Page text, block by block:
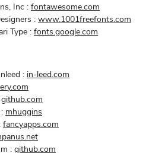
Rejoignez-
Inc : fontawesome.com
: www.1001freefonts.com
Type : fonts.google.com
: in-leed.com
github.com
mhuggins
fancyapps.com
: github.com